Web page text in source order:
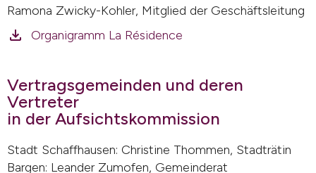
Ramona Zwicky-Kohler, Mitglied der Geschäftsleitung
Organigramm La Résidence
Vertragsgemeinden und deren
Vertreter
in der Aufsichtskommission
Stadt Schaffhausen: Christine Thommen, Stadträtin
Bargen: Leander Zumofen, Gemeinderat